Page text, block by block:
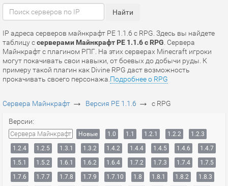
IP адреса серверов майнкрафт PE 1.1.6 с RPG. Здесь вы найдете
таблицу ссерверами Майнкрафт PE 1.1.6 с RPG . Сервера
Майнкрафт с плагином РПГ. На этих серверах Minecraft игроки
могут покачивать свои навыки, от боевых до добычи руды. К
примеру такой плагин как Divine RPG даст возможность
прокачивать своего персонажа. Подробнее о RPG
Сервера Майнкрафт → Версия PE 1.1.6 → с RPG
Версии:
Сервера Майнкрафт Новые 1.0 1.1 1.2.1 1.2.2
1.2.3
1.2.4
1.2.5 1.3.1 1.3.2 1.4.2 1.4.4 1.4.5 1.4.6
1.4.7
1.5.1
1.5.2 1.6.1 1.6.2 1.6.4 1.7.2 1.7.3 1.7.4
1.7.5
1.7.6
1.7.7 1.7.8 1.7.9 1.7.10 1.8 1.8.1 1.8.2
1.8.3